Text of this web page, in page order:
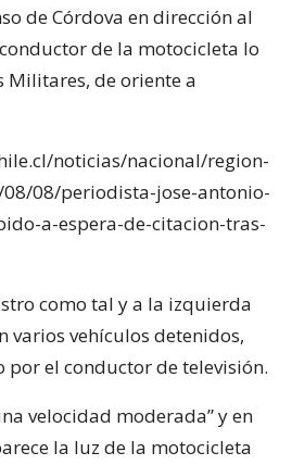
de Córdova en dirección al
de la motocicleta lo
Militares, de oriente a
noticias/nacional/region-
08/periodista-jose-antonio-
a-espera-de-citacion-tras-
como tal y a la izquierda
varios vehículos detenidos,
el conductor de televisión.
velocidad moderada” y en
la luz de la motocicleta